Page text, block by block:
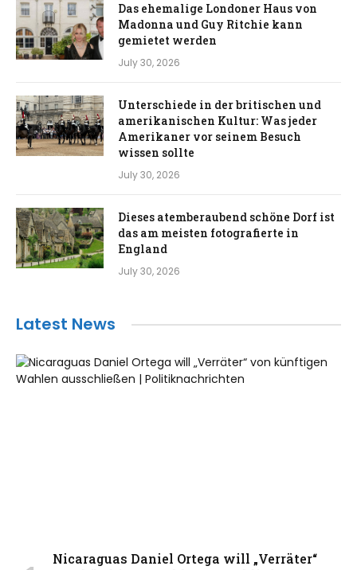
Das ehemalige Londoner Haus von
Madonna und Guy Ritchie kann
gemietet werden
July 30, 2026
Unterschiede in der britischen und
amerikanischen Kultur: Was jeder
Amerikaner vor seinem Besuch
wissen sollte
July 30, 2026
Dieses atemberaubend schöne Dorf ist
das am meisten fotografierte in
England
July 30, 2026
Latest News
Nicaraguas Daniel Ortega will „Verräter“